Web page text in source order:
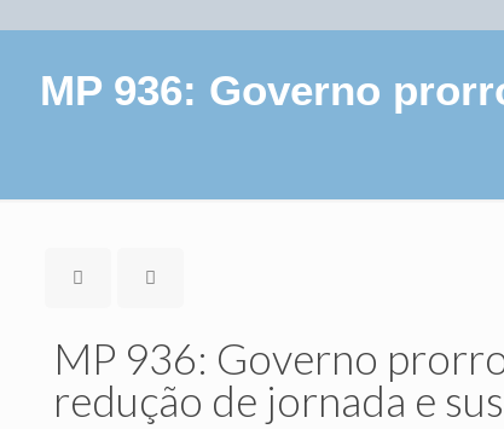
MP 936: Governo
MP 936: Governo
redução de jornada e